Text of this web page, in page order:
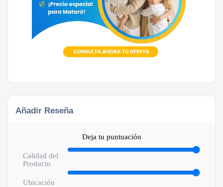
Añadir Reseña
Deja tu puntuación
Calidad del
Producto
Ubicación